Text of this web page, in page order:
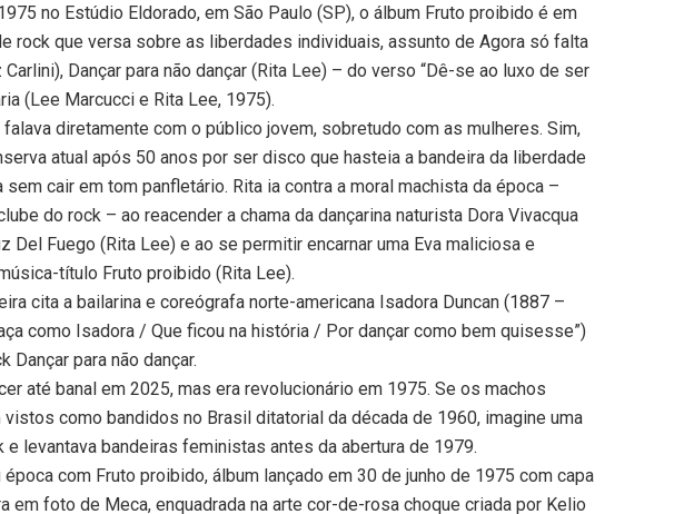
no Estúdio Eldorado, em São Paulo (SP), o álbum Fruto proibido é em
rock que versa sobre as liberdades individuais, assunto de Agora só falta
Dançar para não dançar (Rita Lee) – do verso “Dê-se ao luxo de ser
(Lee Marcucci e Rita Lee, 1975).
diretamente com o público jovem, sobretudo com as mulheres. Sim,
atual após 50 anos por ser disco que hasteia a bandeira da liberdade
cair em tom panfletário. Rita ia contra a moral machista da época –
do rock – ao reacender a chama da dançarina naturista Dora Vivacqua
Del Fuego (Rita Lee) e ao se permitir encarnar uma Eva maliciosa e
título Fruto proibido (Rita Lee).
cita a bailarina e coreógrafa norte-americana Isadora Duncan (1887 –
como Isadora / Que ficou na história / Por dançar como bem quisesse”)
Dançar para não dançar.
até banal em 2025, mas era revolucionário em 1975. Se os machos
vistos como bandidos no Brasil ditatorial da década de 1960, imagine uma
e levantava bandeiras feministas antes da abertura de 1979.
época com Fruto proibido, álbum lançado em 30 de junho de 1975 com capa
em foto de Meca, enquadrada na arte cor-de-rosa choque criada por Kelio